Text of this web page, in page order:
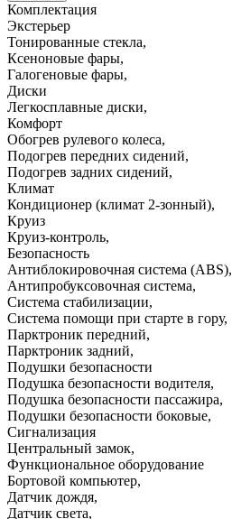
Комплектация
Экстерьер
Тонированные стекла,
Ксеноновые фары,
Галогеновые фары,
Диски
Легкосплавные диски,
Комфорт
Обогрев рулевого колеса,
Подогрев передних сидений,
Подогрев задних сидений,
Климат
Кондиционер (климат 2-зонный),
Круиз
Круиз-контроль,
Безопасность
Антиблокировочная система (ABS),
Антипробуксовочная система,
Система стабилизации,
Система помощи при старте в гору,
Парктроник передний,
Парктроник задний,
Подушки безопасности
Подушка безопасности водителя,
Подушка безопасности пассажира,
Подушки безопасности боковые,
Сигнализация
Центральный замок,
Функциональное оборудование
Бортовой компьютер,
Датчик дождя,
Датчик света,